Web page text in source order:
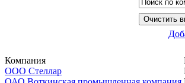
Компания
ООО Стеллар